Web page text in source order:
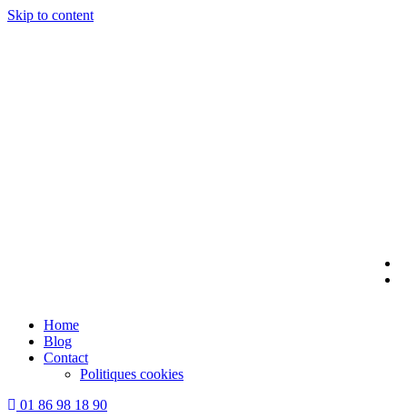
Skip to content
Home
Blog
Contact
Politiques cookies
01 86 98 18 90